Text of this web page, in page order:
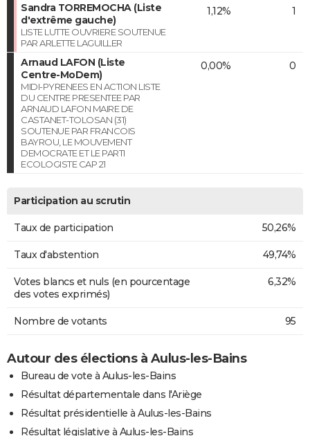
Sandra TORREMOCHA (Liste
d'extrême gauche)
LISTE LUTTE OUVRIERE SOUTENUE
PAR ARLETTE LAGUILLER
1,12% 1
Arnaud LAFON (Liste
Centre-MoDem)
MIDI-PYRENEES EN ACTION LISTE
DU CENTRE PRESENTEE PAR
ARNAUD LAFON MAIRE DE
CASTANET-TOLOSAN (31)
SOUTENUE PAR FRANCOIS
BAYROU, LE MOUVEMENT
DEMOCRATE ET LE PARTI
ECOLOGISTE CAP 21
0,00% 0
Participation au scrutin
Taux de participation 50,26%
Taux d'abstention 49,74%
Votes blancs et nuls (en pourcentage
des votes exprimés)
6,32%
Nombre de votants 95
Autour des élections à Aulus-les-Bains
Bureau de vote à Aulus-les-Bains
Résultat départementale dans l'Ariège
Résultat présidentielle à Aulus-les-Bains
Résultat législative à Aulus-les-Bains